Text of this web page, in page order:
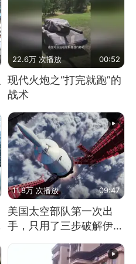
22.6万 次播放 00:52
现代火炮之“打完就跑”的
战术
11.8万 次播放 09:47
美国太空部队第一次出
手，只用了三步破解伊朗